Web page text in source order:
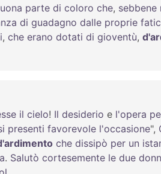
parte di coloro che, sebbene
di guadagno dalle proprie
, che erano dotati di gioventù,
il cielo! Il desiderio e l'opera
presenti favorevole l'occasione",
che dissipò per un
. Salutò cortesemente le due